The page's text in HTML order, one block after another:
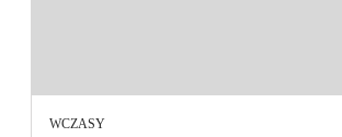
WCZASY